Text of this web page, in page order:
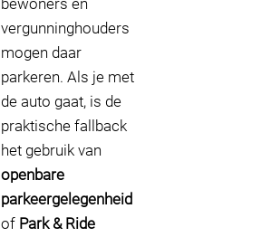
bewoners en
vergunninghouders
mogen daar
parkeren. Als je met
de auto gaat, is de
praktische fallback
het gebruik van
openbare
parkeergelegenheid
of Park & Ride